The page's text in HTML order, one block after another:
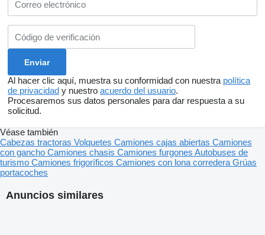
Al hacer clic aquí, muestra su conformidad con nuestra política
de privacidad y nuestro acuerdo del usuario.
Procesaremos sus datos personales para dar respuesta a su
solicitud.
Anuncios similares
Véase también
Cabezas tractoras Volquetes Camiones cajas abiertas Camiones
con gancho Camiones chasis Camiones furgones Autobuses de
turismo Camiones frigoríficos Camiones con lona corredera Grúas
portacoches